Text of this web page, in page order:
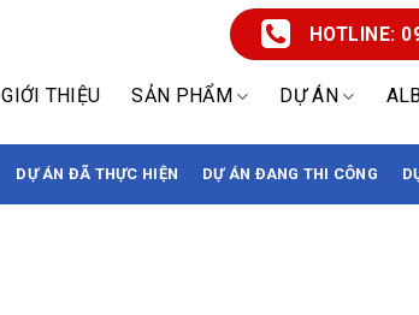
GIỚI THIỆU SẢN PHẨM DỰ ÁN
HOTLINE:
DỰ ÁN ĐÃ THỰC HIỆN DỰ ÁN ĐANG THI CÔNG